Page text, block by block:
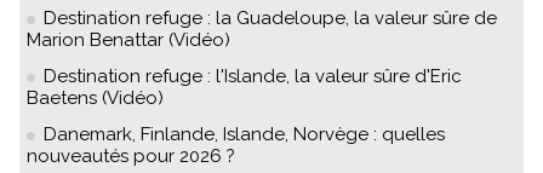
Destination refuge : la Guadeloupe, la valeur sûre de
Marion Benattar (Vidéo)
Destination refuge : l'Islande, la valeur sûre d'Eric
Baetens (Vidéo)
Danemark, Finlande, Islande, Norvège : quelles
nouveautés pour 2026 ?